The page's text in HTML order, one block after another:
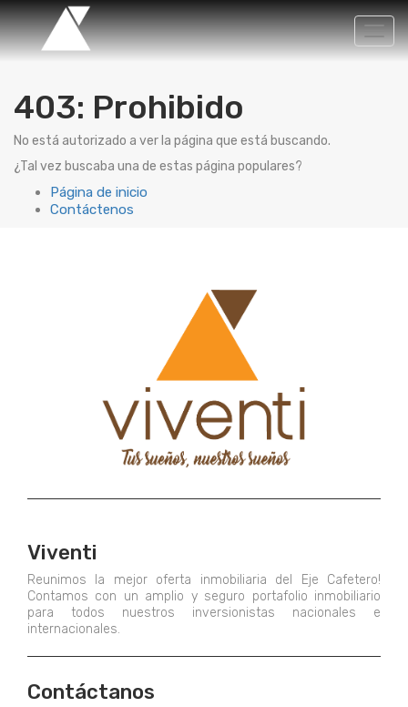
403: Prohibido
No está autorizado a ver la página que está buscando.
¿Tal vez buscaba una de estas página populares?
Página de inicio
Contáctenos
Viventi
Reunimos la mejor oferta inmobiliaria del Eje Cafetero!
Contamos con un amplio y seguro portafolio inmobiliario
para todos nuestros inversionistas nacionales e
internacionales.
Contáctanos